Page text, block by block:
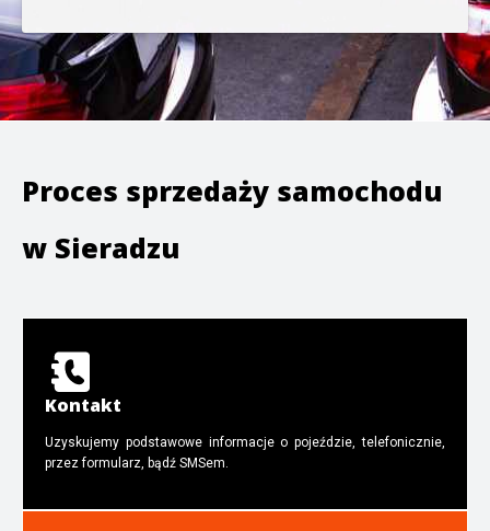
Proces sprzedaży samochodu
w Sieradzu
Kontakt
Uzyskujemy podstawowe informacje o pojeździe, telefonicznie,
przez formularz, bądź SMSem.